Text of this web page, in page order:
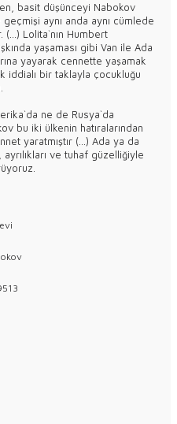
basit düşünceyi Nabokov
aynı anda aynı cümlede
Lolita`nın Humbert
yaşaması gibi Van ile Ada
yayarak cennette yaşamak
bir taklayla çocukluğu
ne de Rusya`da
bu iki ülkenin hatıralarından
yaratmıştır (...) Ada ya da
ve tuhaf güzelliğiyle